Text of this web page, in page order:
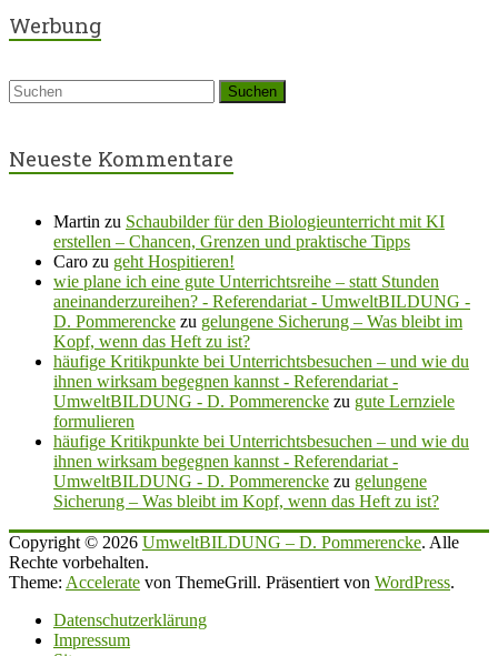
Werbung
Neueste Kommentare
Martin zu Schaubilder für den Biologieunterricht mit KI
erstellen – Chancen, Grenzen und praktische Tipps
Caro zu geht Hospitieren!
wie plane ich eine gute Unterrichtsreihe – statt Stunden
aneinanderzureihen? - Referendariat - UmweltBILDUNG -
D. Pommerencke zu gelungene Sicherung – Was bleibt im
Kopf, wenn das Heft zu ist?
häufige Kritikpunkte bei Unterrichtsbesuchen – und wie du
ihnen wirksam begegnen kannst - Referendariat -
UmweltBILDUNG - D. Pommerencke zu gute Lernziele
formulieren
häufige Kritikpunkte bei Unterrichtsbesuchen – und wie du
ihnen wirksam begegnen kannst - Referendariat -
UmweltBILDUNG - D. Pommerencke zu gelungene
Sicherung – Was bleibt im Kopf, wenn das Heft zu ist?
Copyright © 2026 UmweltBILDUNG – D. Pommerencke. Alle
Rechte vorbehalten.
Theme: Accelerate von ThemeGrill. Präsentiert von WordPress.
Datenschutzerklärung
Impressum